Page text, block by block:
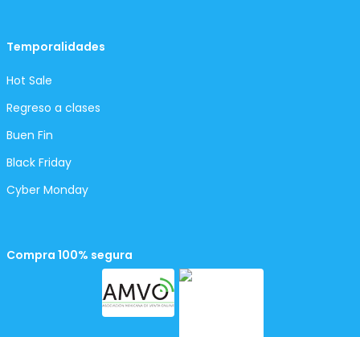
Temporalidades
Hot Sale
Regreso a clases
Buen Fin
Black Friday
Cyber Monday
Compra 100% segura